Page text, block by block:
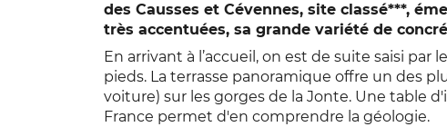
des Causses et Cévennes, site classé***,
très accentuées, sa grande variété de
En arrivant à l’accueil, on est de suite saisi
pieds. La terrasse panoramique offre un des
voiture) sur les gorges de la Jonte. Une table
France permet d'en comprendre la géologie.